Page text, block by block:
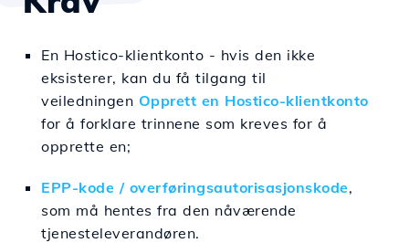
En Hostico-klientkonto - hvis den ikke
eksisterer, kan du få tilgang til
veiledningen Opprett en Hostico-klientkonto
for å forklare trinnene som kreves for å
opprette en;
EPP-kode / overføringsautorisasjonskode,
som må hentes fra den nåværende
tjenesteleverandøren.